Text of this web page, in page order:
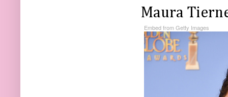
Maura
Embed from Getty Images